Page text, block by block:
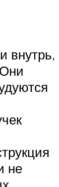
внутрь,
не